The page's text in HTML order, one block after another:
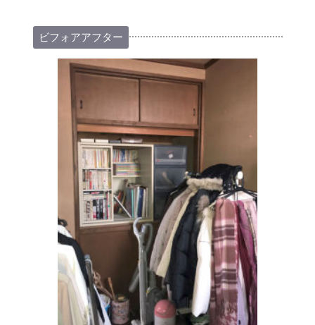
ビフォアアフター